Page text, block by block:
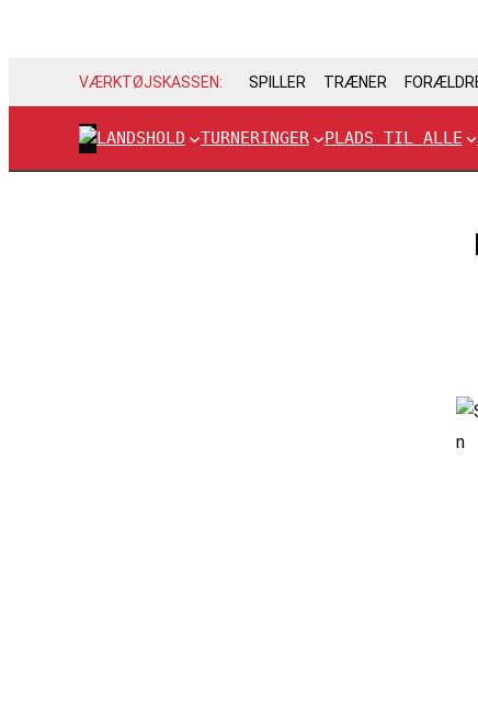
VÆRKTØJSKASSEN: SPILLER TRÆNER
LANDSHOLD TURNERINGER PLADS TIL ALLE